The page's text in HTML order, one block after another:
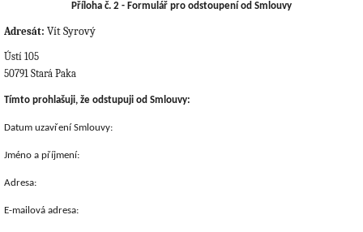
Příloha č. 2 - Formulář pro odstoupení od Smlouvy
Adresát: Vít Syrový
Ústí 105
50791 Stará Paka
Tímto prohlašuji, že odstupuji od Smlouvy:
Datum uzavření Smlouvy:
Jméno a příjmení:
Adresa:
E-mailová adresa: